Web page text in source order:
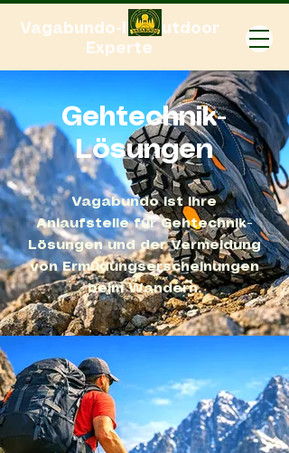
Vagabundo-Ihr Outdoor
Experte
Gehtechnik-
Lösungen
Vagabundo ist Ihre
Anlaufstelle für Gehtechnik-
Lösungen und der Vermeidung
von Ermüdungserscheinungen
beim Wandern.